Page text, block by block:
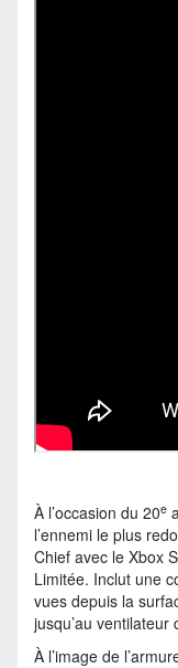
À l’occasion du 20e
l’ennemi le plus
Chief avec le Xbox
Limitée. Inclut une
vues depuis la
jusqu’au
À l’image de